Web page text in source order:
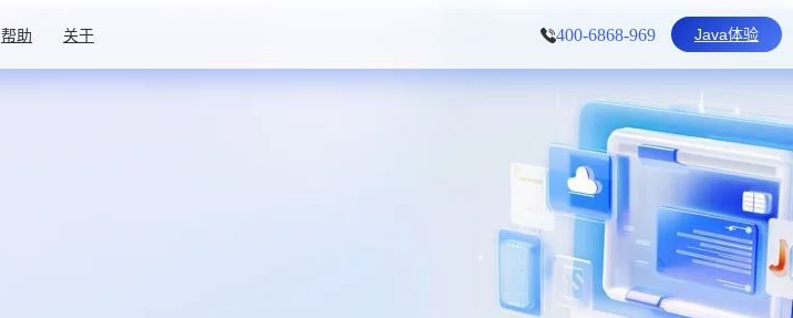
帮助 关于 400-6868-969 Java体验